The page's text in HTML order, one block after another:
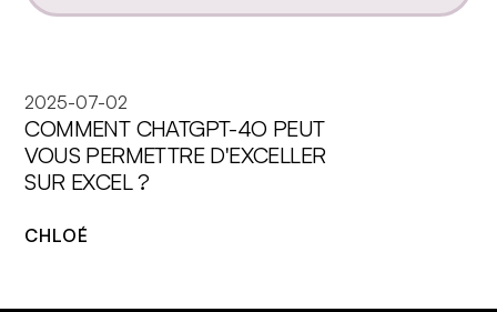
2025-07-02
COMMENT CHATGPT-4O PEUT
VOUS PERMETTRE D'EXCELLER
SUR EXCEL ?
CHLOÉ